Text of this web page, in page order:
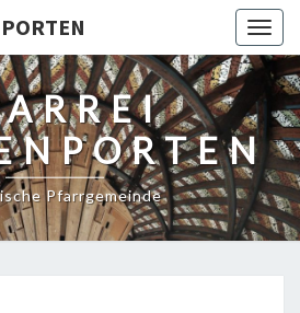
Pfarrgemeinde